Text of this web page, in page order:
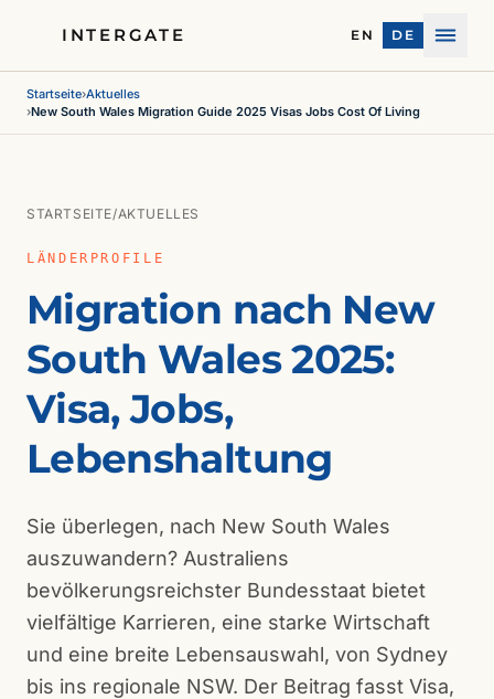
INTERGATE EN DE
Menü
Startseite›Aktuelles
›New South Wales Migration Guide 2025 Visas Jobs Cost Of Living
STARTSEITE/AKTUELLES
LÄNDERPROFILE
Migration nach New
South Wales 2025:
Visa, Jobs,
Lebenshaltung
Sie überlegen, nach New South Wales
auszuwandern? Australiens
bevölkerungsreichster Bundesstaat bietet
vielfältige Karrieren, eine starke Wirtschaft
und eine breite Lebensauswahl, von Sydney
bis ins regionale NSW. Der Beitrag fasst Visa,